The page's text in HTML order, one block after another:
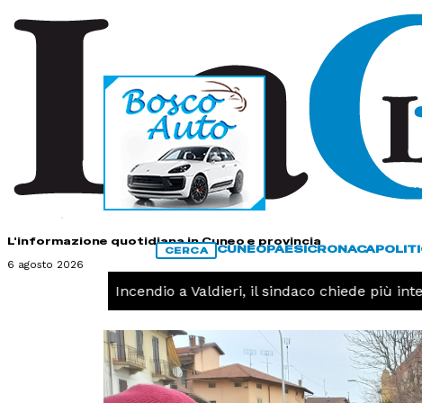
L'informazione quotidiana in Cuneo e provincia
6 agosto 2026
CERCA CUNEOPAESICRONACA
Incendio a Valdieri, il sindaco chiede più